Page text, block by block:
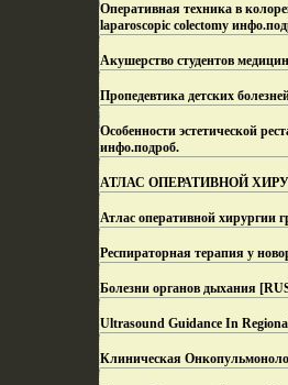
Оперативная техника в
laparoscopic colectomy инфо.
Акушерство студентов
Пропедевтика детских
Особенности эстетической
инфо.подроб.
АТЛАС ОПЕРАТИВНОЙ
Атлас оперативной хирургии
Респираторная терапия у
Болезни органов дыхания
Ultrasound Guidance In
Клиническая